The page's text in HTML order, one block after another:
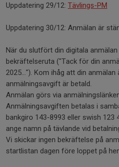
Uppdatering 29/12: Tävlings-PM
Uppdatering 30/12: Anmälan är
När du slutfört din digitala
bekräftelseruta ("Tack för din
2025..."). Kom ihåg att din
anmälningsavgift är betald.
Anmälan görs via
Anmälningsavgiften betalas i
bankgiro 143-8993 eller swish 123
ange namn på tävlande vid
Vi skickar ingen bekräftelse på
startlistan dagen före loppet på